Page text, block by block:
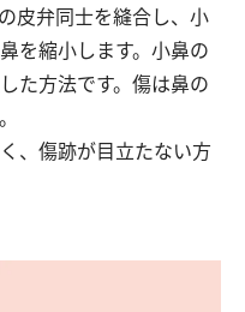
皮弁同士を縫合し、小
を縮小します。小鼻の
た方法です。傷は鼻の
、傷跡が目立たない方